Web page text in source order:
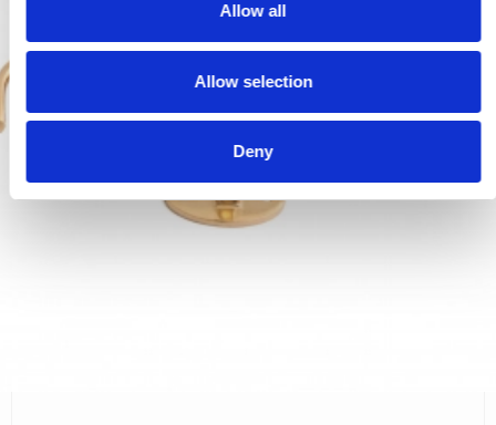
n
Allow all
Allow selection
Deny